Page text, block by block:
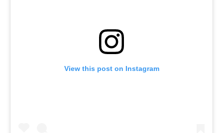
View this post on Instagram